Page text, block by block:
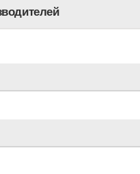
Форумы
Бренды